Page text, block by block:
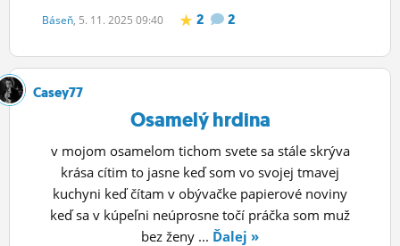
Báseň, 5. 11. 2025 09:40 2 2
Casey77
Osamelý hrdina
v mojom osamelom tichom svete sa stále skrýva
krása cítim to jasne keď som vo svojej tmavej
kuchyni keď čítam v obývačke papierové noviny
keď sa v kúpeľni neúprosne točí práčka som muž
bez ženy ... Ďalej »